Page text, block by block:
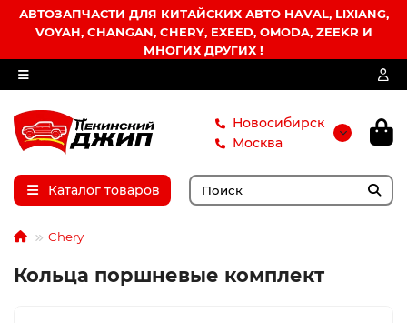
АВТОЗАПЧАСТИ ДЛЯ КИТАЙСКИХ АВТО HAVAL, LIXIANG,
VOYAH, CHANGAN, CHERY, EXEED, OMODA, ZEEKR И
МНОГИХ ДРУГИХ !
Новосибирск
Москва
Каталог товаров
Chery
Кольца поршневые комплект